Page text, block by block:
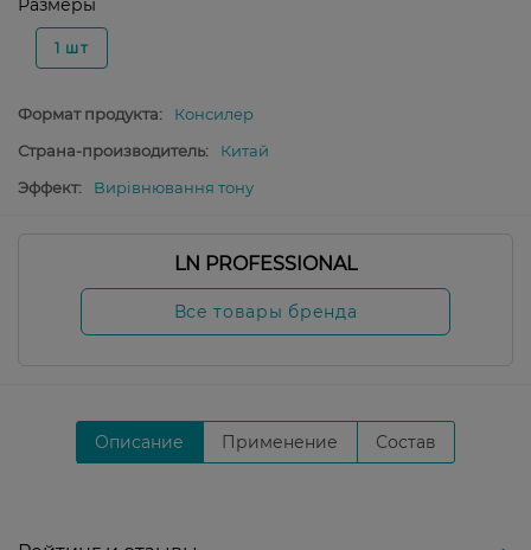
Размеры
1 шт
Формат продукта:
Консилер
Страна-производитель:
Китай
Эффект:
Вирівнювання тону
LN PROFESSIONAL
Все товары бренда
Описание Применение Состав